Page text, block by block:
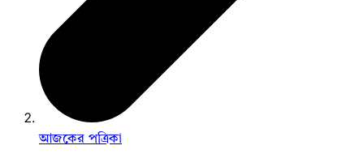
আজকের পত্রিকা